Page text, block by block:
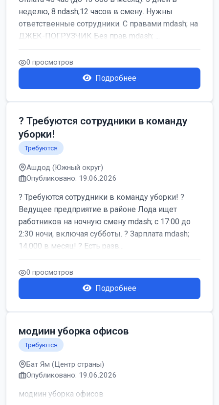
неделю, 8 ndash;12 часов в смену. Нужны
ответственные сотрудники. С правами mdash; на
ДЖЕК-ПОГРУЗЧИК Без прав mdash; ...
0 просмотров
Подробнее
? Требуются сотрудники в команду
уборки!
Требуются
Ашдод (Южный округ)
Опубликовано: 19.06.2026
? Требуются сотрудники в команду уборки! ?
Ведущее предприятие в районе Лода ищет
работников на ночную смену mdash; с 17:00 до
2:30 ночи, включая субботы. ? Зарплата mdash;
14,000 в месяц! ? Есть разв...
0 просмотров
Подробнее
модиин уборка офисов
Требуются
Бат Ям (Центр страны)
Опубликовано: 19.06.2026
модиин уборка офисов